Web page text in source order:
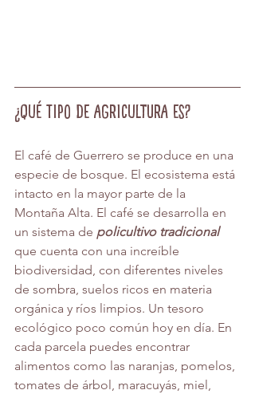
¿Qué tipo de agricultura es?
El café de Guerrero se produce en una
especie de bosque. El ecosistema está
intacto en la mayor parte de la
Montaña Alta. El café se desarrolla en
un sistema de policultivo tradicional
que cuenta con una increíble
biodiversidad, con diferentes niveles
de sombra, suelos ricos en materia
orgánica y ríos limpios. Un tesoro
ecológico poco común hoy en día. En
cada parcela puedes encontrar
alimentos como las naranjas, pomelos,
tomates de árbol, maracuyás, miel,